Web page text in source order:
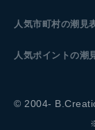
人気市町村の潮見
人気ポイントの潮
© 2004-